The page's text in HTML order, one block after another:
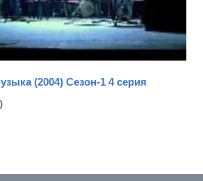
(2004) Сезон-1 4 серия